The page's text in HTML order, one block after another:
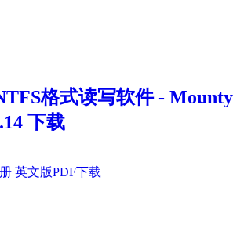
格式读写软件 - Mounty
下载